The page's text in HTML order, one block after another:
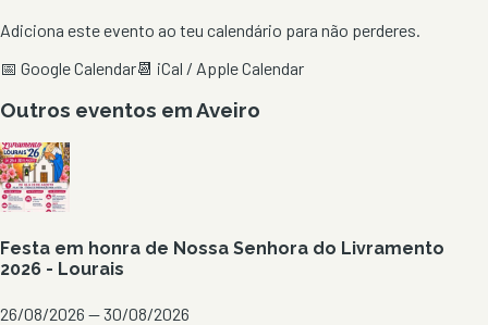
Adiciona este evento ao teu calendário para não perderes.
📅 Google Calendar📆 iCal / Apple Calendar
Outros eventos emAveiro
Festa em honra de Nossa Senhora do Livramento
2026 - Lourais
26/08/2026 — 30/08/2026